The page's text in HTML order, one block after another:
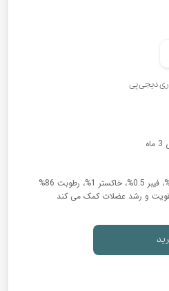
تقویت و رشد عضلات کمک می کند